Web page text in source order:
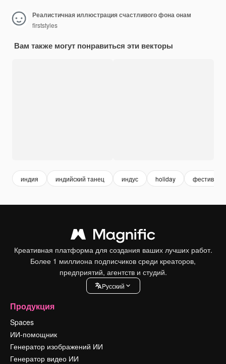
Реалистичная иллюстрация счастливого фона онам
firststyles
Вам также могут понравиться эти векторы
индия индийский танец индус holiday фестиваль
Креативная платформа для создания ваших лучших работ.
Более 1 миллиона подписчиков среди креаторов,
предприятий, агентств и студий.
Pусский
Продукция
Spaces
ИИ-помощник
Генератор изображений ИИ
Генератор видео ИИ